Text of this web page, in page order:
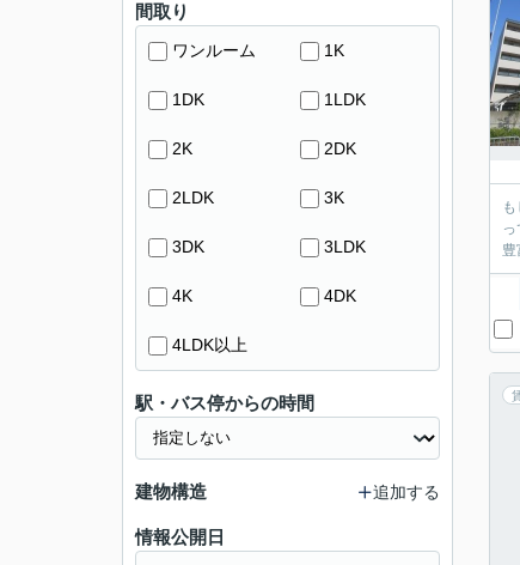
間取り
ワンルーム 1K
1DK 1LDK
2K 2DK
2LDK 3K
3DK 3LDK
4K 4DK
4LDK以上
駅・バス停からの時間
建物構造 追加する
情報公開日